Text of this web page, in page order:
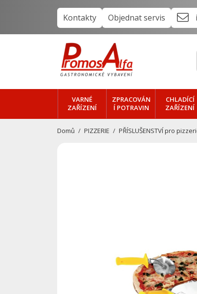
Kontakty Objednat servis
VARNÉ
ZAŘÍZENÍ
ZPRACOVÁN
Í POTRAVIN
CHLADÍCÍ
ZAŘÍZENÍ
Domů PIZZERIE PŘÍSLUŠENSTVÍ pro